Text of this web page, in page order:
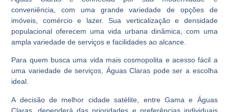
conveniência, com uma grande variedade de opções de
imóveis, comércio e lazer. Sua verticalização e densidade
populacional oferecem uma vida urbana dinâmica, com uma
ampla variedade de serviços e facilidades ao alcance.
Para quem busca uma vida mais cosmopolita e acesso fácil a
uma variedade de serviços, Águas Claras pode ser a escolha
ideal.
A decisão de melhor cidade satélite, entre Gama e Águas
Claras, dependerá das prioridades e preferências individuais